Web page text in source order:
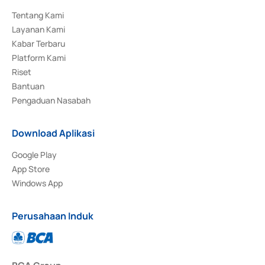
Tentang Kami
Layanan Kami
Kabar Terbaru
Platform Kami
Riset
Bantuan
Pengaduan Nasabah
Download Aplikasi
Google Play
App Store
Windows App
Perusahaan Induk